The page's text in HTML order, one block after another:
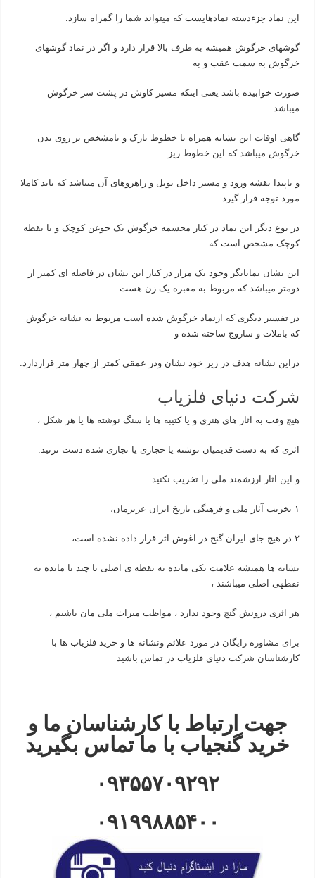
این نماد جزءدسته نمادهایست که میتواند شما را گمراه سازد.
گوشهای خرگوش همیشه به طرف بالا قرار دارد و اگر در نماد گوشهای
خرگوش به سمت عقب و به
صورت خوابیده باشد یعنی اینکه مسیر کاوش در پشت سر خرگوش
میباشد.
گاهی اوقات این نشانه همراه با خطوط نارک و نامشخص بر روی بدن
خرگوش میباشد که این خطوط ریز
و ناپیدا نقشه ورود و مسیر داخل تونل و راهروهای آن میباشد که باید کاملا
مورد توجه قرار گیرد.
در نوع دیگر این نماد در کنار مجسمه خرگوش یک جوغن کوچک و یا نقطه
کوچک مشخص است که
این نشان نمایانگر وجود یک مزار در کنار این نشان در فاصله ای کمتر از
دومتر میباشد که مربوط به مقبره یک زن هست.
در تفسیر دیگری که ازنماد خرگوش شده است مربوط به نشانه خرگوش
که باملات و ساروج ساخته شده و
دراین نشانه هدف در زیر خود نشان ودر عمقی کمتر از چهار متر قراردارد.
شرکت دنیای فلزیاب
هیچ وقت به اثار های هنری و یا کتیبه ها یا سنگ نوشته ها یا هر شکل ،
اثری که به دست قدیمیان نوشته یا حجاری یا نجاری شده دست نزنید.
و این اثار ارزشمند ملی را تخریب نکنید.
۱ تخریب آثار ملی و فرهنگی تاریخ ایران عزیزمان،
۲ در هیچ جای ایران گنج در اغوش اثر قرار داده نشده است،
نشانه ها همیشه علامت یکی مانده به نقطه ی اصلی یا چند تا مانده به
نقطهی اصلی میباشند ،
هر اثری درونش گنج وجود ندارد ، مواظب میراث ملی مان باشیم ،
برای مشاوره رایگان در مورد علائم ونشانه ها و خرید فلزیاب ها با
کارشناسان شرکت دنیای فلزیاب در تماس باشید
جهت ارتباط با کارشناسان ما و
خرید گنجیاب با ما تماس بگیرید
۰۹۳۵۵۷۰۹۲۹۲
۰۹۱۹۹۸۸۵۴۰۰